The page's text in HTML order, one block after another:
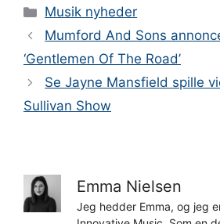
Kategorier
Musik nyheder
Mumford And Sons
‘Gentlemen Of The Road’
Se Jayne Mansfield spille
Sullivan Show
Emma Nielsen
Jeg hedder Emma, og jeg